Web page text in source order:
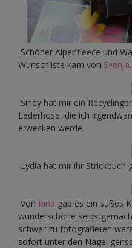
Schöner Alpenfleece und
Wunschliste kam von Svenja.
Sindy hat mir ein
Lederhose, die ich
erwecken werde.
Lydia hat mir ihr Strickbuch
Von Rina gab es ein süßes
wunderschöne
schwer zu fotografieren
sofort unter den Nagel